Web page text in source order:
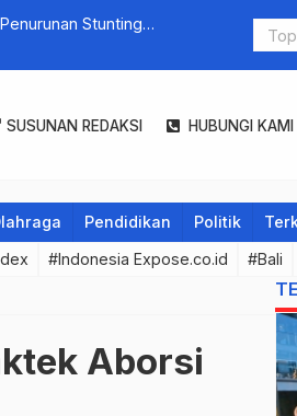
Wawali Arya Wibawa
SUSUNAN REDAKSI HUBUNGI KAMI
Pendidikan Politik
#Indonesia Expose.co.id #Bali
Aborsi